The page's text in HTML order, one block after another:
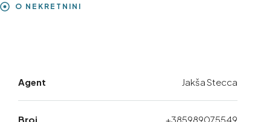
O NEKRETNINI
Agent Jakša Stecca
Broj +385989075549